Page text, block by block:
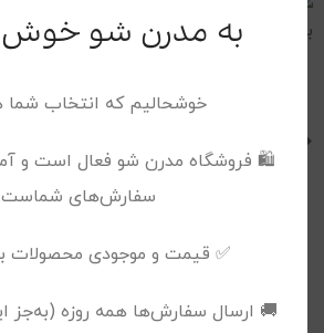
به مدرن شو خوش
خوشحالیم که انتخاب
🛍️ فروشگاه مدرن شو فعال است و
سفارش‌های
✅ قیمت و موجودی محصولات
🚚 ارسال سفارش‌ها همه روزه (به‌جز